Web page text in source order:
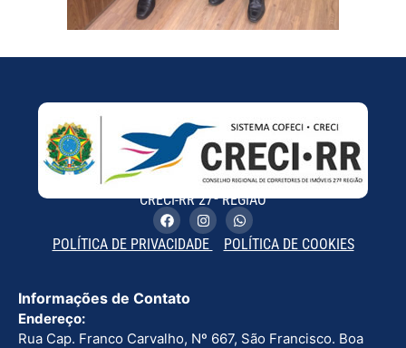
CRECI-RR 27ª REGIÃO
POLÍTICA DE PRIVACIDADE POLÍTICA DE COOKIES
Informações de Contato
Endereço:
Rua Cap. Franco Carvalho, Nº 667, São Francisco. Boa